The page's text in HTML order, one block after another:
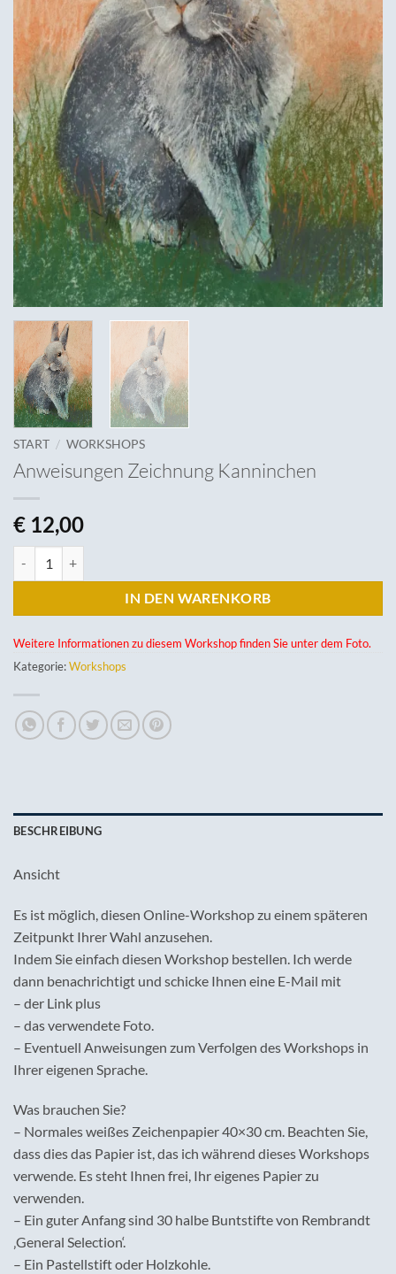
START / WORKSHOPS
Anweisungen Zeichnung Kanninchen
€ 12,00
IN DEN WARENKORB
Weitere Informationen zu diesem Workshop finden Sie unter dem Foto.
Kategorie:Workshops
BESCHREIBUNG
Ansicht
Es ist möglich, diesen Online-Workshop zu einem späteren
Zeitpunkt Ihrer Wahl anzusehen.
Indem Sie einfach diesen Workshop bestellen. Ich werde
dann benachrichtigt und schicke Ihnen eine E-Mail mit
– der Link plus
– das verwendete Foto.
– Eventuell Anweisungen zum Verfolgen des Workshops in
Ihrer eigenen Sprache.
Was brauchen Sie?
– Normales weißes Zeichenpapier 40×30 cm. Beachten Sie,
dass dies das Papier ist, das ich während dieses Workshops
verwende. Es steht Ihnen frei, Ihr eigenes Papier zu
verwenden.
– Ein guter Anfang sind 30 halbe Buntstifte von Rembrandt
‚General Selection‘.
– Ein Pastellstift oder Holzkohle.